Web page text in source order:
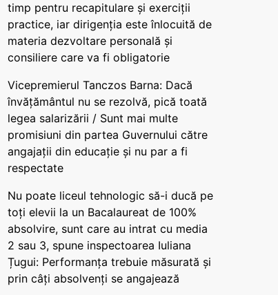
timp pentru recapitulare și exerciții
practice, iar dirigenția este înlocuită de
materia dezvoltare personală și
consiliere care va fi obligatorie
Vicepremierul Tanczos Barna: Dacă
învățământul nu se rezolvă, pică toată
legea salarizării / Sunt mai multe
promisiuni din partea Guvernului către
angajații din educație și nu par a fi
respectate
Nu poate liceul tehnologic să-i ducă pe
toți elevii la un Bacalaureat de 100%
absolvire, sunt care au intrat cu media
2 sau 3, spune inspectoarea Iuliana
Țugui: Performanța trebuie măsurată și
prin câți absolvenți se angajează